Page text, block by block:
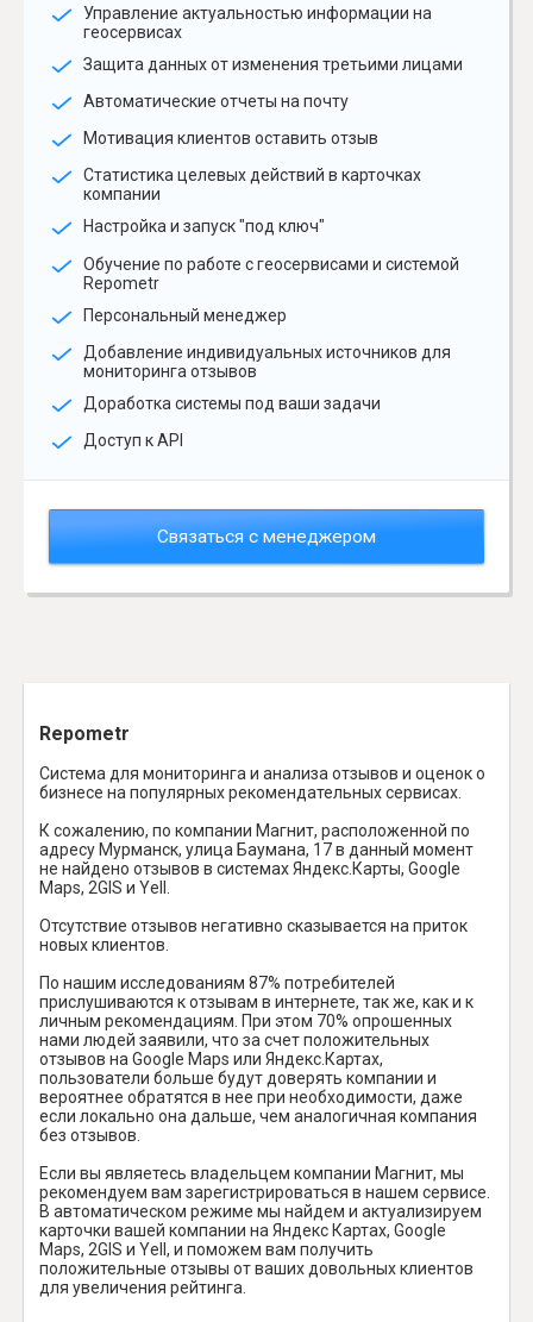
Управление актуальностью информации на
геосервисах
Защита данных от изменения третьими лицами
Автоматические отчеты на почту
Мотивация клиентов оставить отзыв
Статистика целевых действий в карточках
компании
Настройка и запуск "под ключ"
Обучение по работе с геосервисами и системой
Repometr
Персональный менеджер
Добавление индивидуальных источников для
мониторинга отзывов
Доработка системы под ваши задачи
Доступ к API
Связаться с менеджером
Repometr
Система для мониторинга и анализа отзывов и оценок о
бизнесе на популярных рекомендательных сервисах.
К сожалению, по компании Магнит, расположенной по
адресу Мурманск, улица Баумана, 17 в данный момент
не найдено отзывов в системах Яндекс.Карты, Google
Maps, 2GIS и Yell.
Отсутствие отзывов негативно сказывается на приток
новых клиентов.
По нашим исследованиям 87% потребителей
прислушиваются к отзывам в интернете, так же, как и к
личным рекомендациям. При этом 70% опрошенных
нами людей заявили, что за счет положительных
отзывов на Google Maps или Яндекс.Картах,
пользователи больше будут доверять компании и
вероятнее обратятся в нее при необходимости, даже
если локально она дальше, чем аналогичная компания
без отзывов.
Если вы являетесь владельцем компании Магнит, мы
рекомендуем вам зарегистрироваться в нашем сервисе.
В автоматическом режиме мы найдем и актуализируем
карточки вашей компании на Яндекс Картах, Google
Maps, 2GIS и Yell, и поможем вам получить
положительные отзывы от ваших довольных клиентов
для увеличения рейтинга.